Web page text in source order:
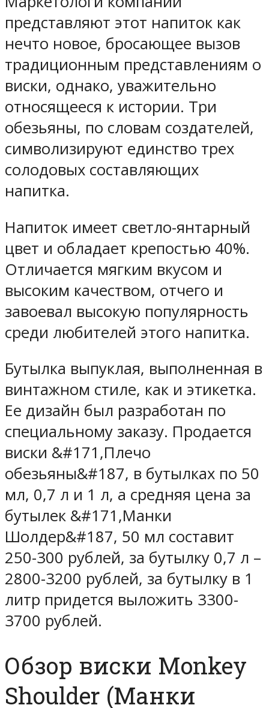
представляют этот напиток как
нечто новое, бросающее вызов
традиционным представлениям о
виски, однако, уважительно
относящееся к истории. Три
обезьяны, по словам создателей,
символизируют единство трех
солодовых составляющих
напитка.
Напиток имеет светло-янтарный
цвет и обладает крепостью 40%.
Отличается мягким вкусом и
высоким качеством, отчего и
завоевал высокую популярность
среди любителей этого напитка.
Бутылка выпуклая, выполненная в
винтажном стиле, как и этикетка.
Ее дизайн был разработан по
специальному заказу. Продается
виски &#171,Плечо
обезьяны&#187, в бутылках по 50
мл, 0,7 л и 1 л, а средняя цена за
бутылек &#171,Манки
Шолдер&#187, 50 мл составит
250-300 рублей, за бутылку 0,7 л –
2800-3200 рублей, за бутылку в 1
литр придется выложить 3300-
3700 рублей.
Обзор виски Monkey
Shoulder (Манки